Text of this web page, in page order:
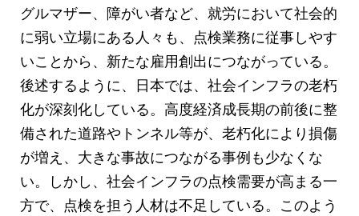
グルマザー、障がい者など、就労において社会的
に弱い立場にある人々も、点検業務に従事しやす
いことから、新たな雇用創出につながっている。
後述するように、日本では、社会インフラの老朽
化が深刻化している。高度経済成長期の前後に整
備された道路やトンネル等が、老朽化により損傷
が増え、大きな事故につながる事例も少なくな
い。しかし、社会インフラの点検需要が高まる一
方で、点検を担う人材は不足している。このよう